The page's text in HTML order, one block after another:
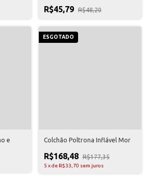
R$45,79 R$48,20
e
ESGOTADO
Colchão Poltrona Inflável Mor
R$168,48 R$177,35
5 xde R$33,70 sem juros